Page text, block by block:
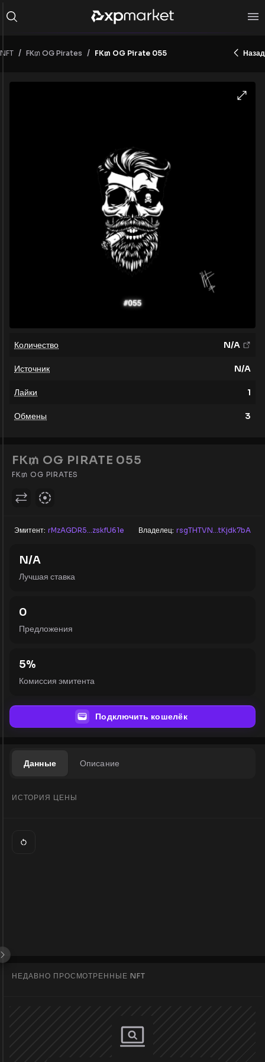
NFT / FK₥ OG Pirates / FK₥ OG Pirate 055 Назад
Количество N/A
Источник N/A
Лайки 1
Обмены 3
FK₥ OG PIRATE 055
FK₥ OG PIRATES
Эмитент: rMzAGDR5...zskfU61e Владелец: rsgTHTVN...tKjdk7bA
Лучшая ставка
N/A
Предложения
0
Комиссия эмитента
5%
Подключить кошелёк
Данные Описание
ИСТОРИЯ ЦЕНЫ
НЕДАВНО ПРОСМОТРЕННЫЕ NFT